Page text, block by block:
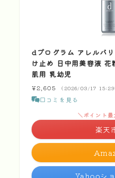
dプログラム アレルバ
け止め 日中用美容液
肌用 乳幼児
¥2,605 （2026/03/17
口コミを見る
＼ポイント最
楽天
Yahooシ